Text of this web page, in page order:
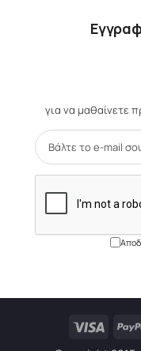
για να μαθαίνετε
Visa